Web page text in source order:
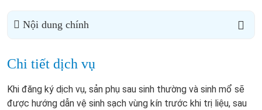
Nội dung chính
Chi tiết dịch vụ
Khi đăng ký dịch vụ, sản phụ sau sinh thường và sinh mổ sẽ
được hướng dẫn vệ sinh sạch vùng kín trước khi trị liệu, sau